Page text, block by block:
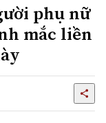
phụ nữ
mắc liền